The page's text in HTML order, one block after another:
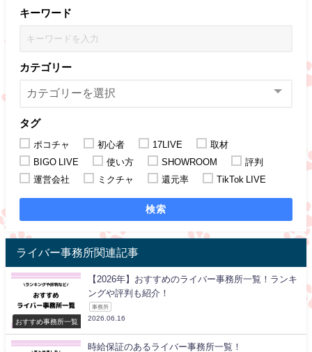
キーワード
カテゴリー
タグ
ポコチャ 初心者 17LIVE
取材
BIGO LIVE
使い方 SHOWROOM
評判
運営会社
ミクチャ 還元率 TikTok LIVE
検索
ライバー事務所関連記事
おすすめ事務所一覧
【2026年】おすすめのライバー事務所一覧！ランキ
ングや評判も紹介！
事務所
2026.06.16
時給保証のあるライバー事務所一覧！